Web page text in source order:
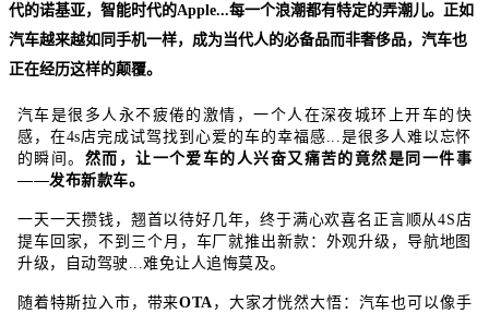
代的诺基亚，智能时代的Apple...每一个浪潮都有特定的弄潮儿。正如
汽车越来越如同手机一样，成为当代人的必备品而非奢侈品，汽车也
正在经历这样的颠覆。
汽车是很多人永不疲倦的激情，一个人在深夜城环上开车的快
感，在4s店完成试驾找到心爱的车的幸福感...是很多人难以忘怀
的瞬间。 然而，让一个爱车的人兴奋又痛苦的竟然是同一件事
——发布新款车。
一天一天攒钱，翘首以待好几年，终于满心欢喜名正言顺从4S店
提车回家，不到三个月，车厂就推出新款：外观升级，导航地图
升级，自动驾驶...难免让人追悔莫及。
随着特斯拉入市，带来OTA ，大家才恍然大悟：汽车也可以像手